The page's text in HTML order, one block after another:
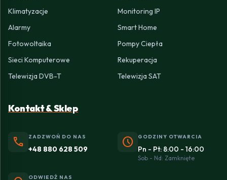
Klimatyzacje
Monitoring IP
Alarmy
Smart Home
Fotowoltaika
Pompy Ciepła
Sieci Komputerowe
Rekuperacja
Telewizja DVB-T
Telewizja SAT
Kontakt & Sklep
phone ZADZWOŃ DO NAS
+48 880 628 509 schedule GODZINY OTWARCIA
Pn - Pt: 8:00 - 16:00
Sob - Nd: Zamknięte
ODWIEDŹ NAS